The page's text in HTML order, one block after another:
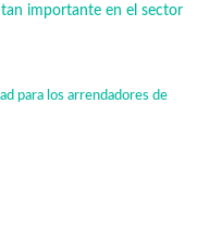
importante en el sector
para los arrendadores de